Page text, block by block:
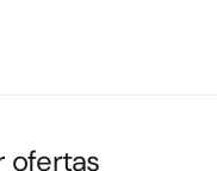
ofertas